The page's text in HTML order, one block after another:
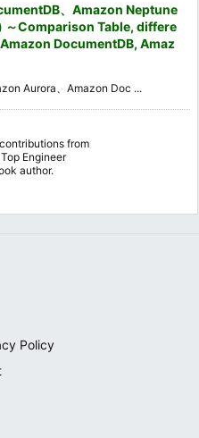
、Amazon Neptune
～Comparison Table, differe
DocumentDB, Amaz
Aurora、Amazon Doc ...
from
Engineer
author.
Policy